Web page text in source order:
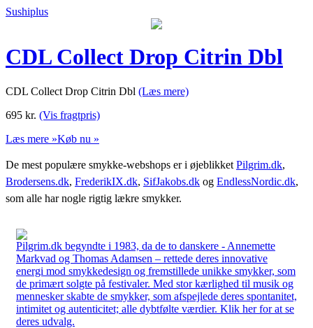
Sushiplus
CDL Collect Drop Citrin Dbl
CDL Collect Drop Citrin Dbl (Læs mere)
695 kr. (Vis fragtpris)
Læs mere »Køb nu »
De mest populære smykke-webshops er i øjeblikket Pilgrim.dk,
Brodersens.dk, FrederikIX.dk, SifJakobs.dk og EndlessNordic.dk,
som alle har nogle rigtig lækre smykker.
Pilgrim.dk begyndte i 1983, da de to danskere - Annemette
Markvad og Thomas Adamsen – rettede deres innovative
energi mod smykkedesign og fremstillede unikke smykker, som
de primært solgte på festivaler. Med stor kærlighed til musik og
mennesker skabte de smykker, som afspejlede deres spontanitet,
intimitet og autenticitet; alle dybtfølte værdier. Klik her for at se
deres udvalg.